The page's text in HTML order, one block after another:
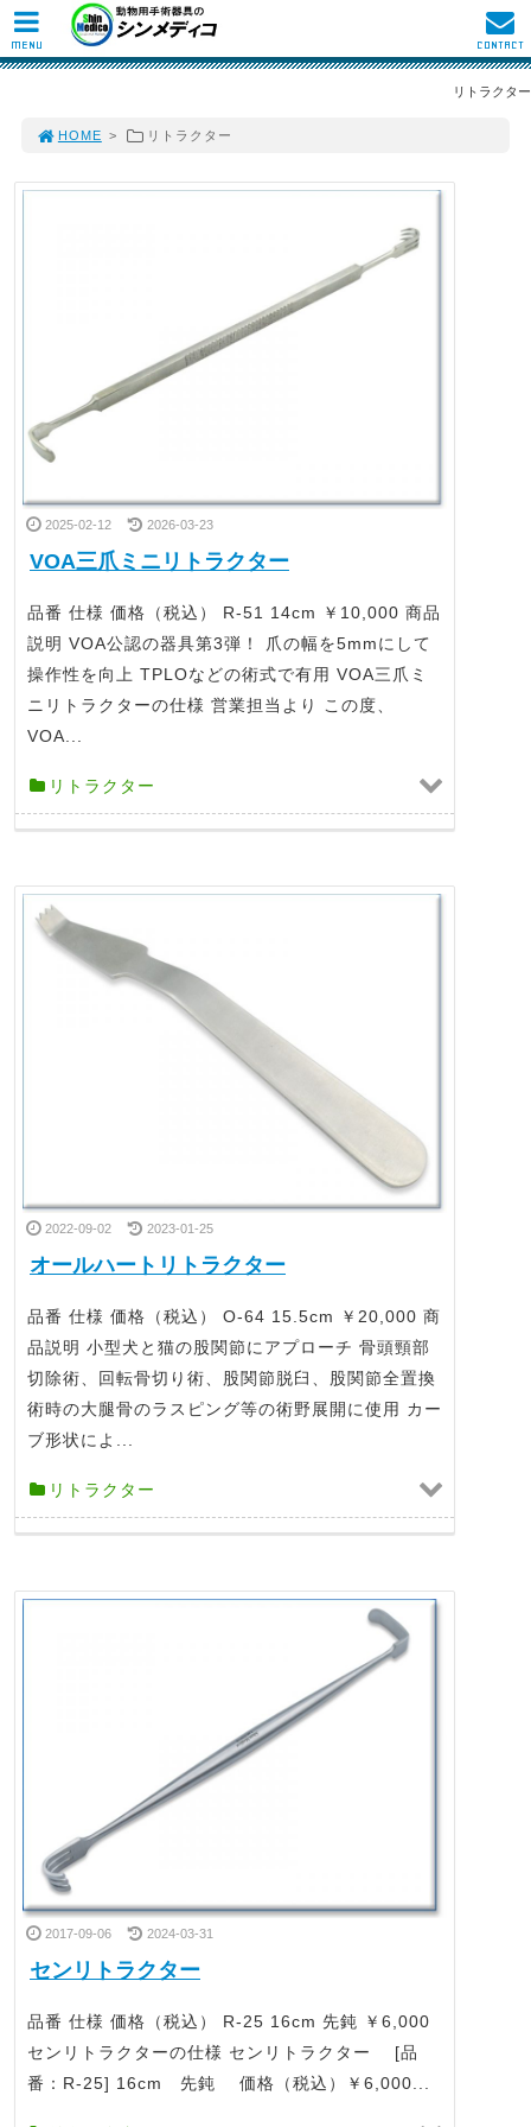
リトラクター
HOME > リトラクター
2025-02-12 2026-03-23
VOA三爪ミニリトラクター
品番 仕様 価格（税込） R-51 14cm ￥10,000 商品
説明 VOA公認の器具第3弾！ 爪の幅を5mmにして
操作性を向上 TPLOなどの術式で有用 VOA三爪ミ
ニリトラクターの仕様 営業担当より この度、
VOA...
リトラクター
2022-09-02 2023-01-25
オールハートリトラクター
品番 仕様 価格（税込） O-64 15.5cm ￥20,000 商
品説明 小型犬と猫の股関節にアプローチ 骨頭頸部
切除術、回転骨切り術、股関節脱臼、股関節全置換
術時の大腿骨のラスピング等の術野展開に使用 カー
ブ形状によ...
リトラクター
2017-09-06 2024-03-31
センリトラクター
品番 仕様 価格（税込） R-25 16cm 先鈍 ￥6,000
センリトラクターの仕様 センリトラクター [品
番：R-25] 16cm 先鈍 価格（税込）￥6,000...
MENU CONTACT